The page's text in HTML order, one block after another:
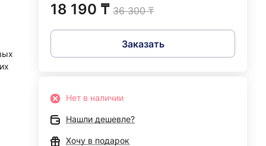
18 190 ₸ 36 300 ₸
Заказать
Нет в наличии
Нашли дешевле?
Хочу в подарок